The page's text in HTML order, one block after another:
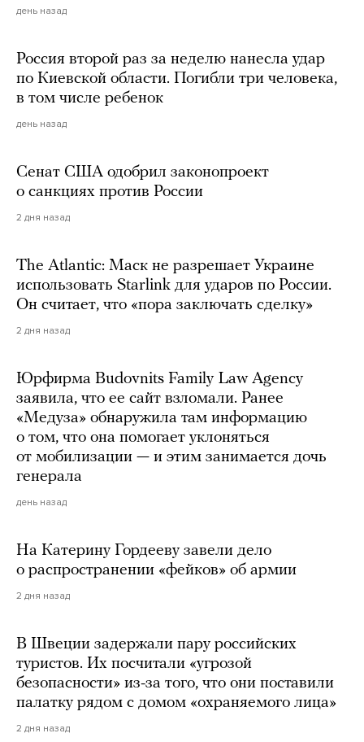
день назад
Россия второй раз за неделю нанесла удар
по Киевской области. Погибли три человека,
в том числе ребенок
день назад
Сенат США одобрил законопроект
о санкциях против России
2 дня назад
The Atlantic: Маск не разрешает Украине
использовать Starlink для ударов по России.
Он считает, что «пора заключать сделку»
2 дня назад
Юрфирма Budovnits Family Law Agency
заявила, что ее сайт взломали. Ранее
«Медуза» обнаружила там информацию
о том, что она помогает уклоняться
от мобилизации — и этим занимается дочь
генерала
день назад
На Катерину Гордееву завели дело
о распространении «фейков» об армии
2 дня назад
В Швеции задержали пару российских
туристов. Их посчитали «угрозой
безопасности» из-за того, что они поставили
палатку рядом с домом «охраняемого лица»
2 дня назад